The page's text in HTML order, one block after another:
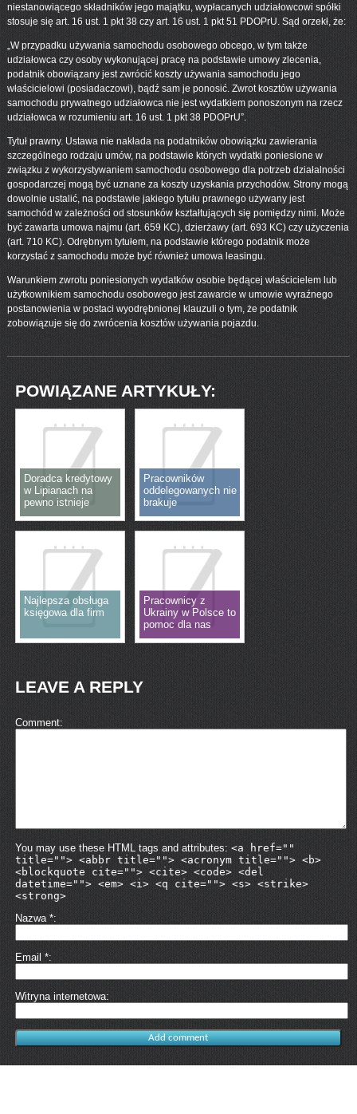
niestanowiącego składników jego majątku, wypłacanych udziałowcowi spółki
stosuje się art. 16 ust. 1 pkt 38 czy art. 16 ust. 1 pkt 51 PDOPrU. Sąd orzekł, że:
„W przypadku używania samochodu osobowego obcego, w tym także
udziałowca czy osoby wykonującej pracę na podstawie umowy zlecenia,
podatnik obowiązany jest zwrócić koszty używania samochodu jego
właścicielowi (posiadaczowi), bądź sam je ponosić. Zwrot kosztów używania
samochodu prywatnego udziałowca nie jest wydatkiem ponoszonym na rzecz
udziałowca w rozumieniu art. 16 ust. 1 pkt 38 PDOPrU”.
Tytuł prawny. Ustawa nie nakłada na podatników obowiązku zawierania
szczególnego rodzaju umów, na podstawie których wydatki poniesione w
związku z wykorzystywaniem samochodu osobowego dla potrzeb działalności
gospodarczej mogą być uznane za koszty uzyskania przychodów. Strony mogą
dowolnie ustalić, na podstawie jakiego tytułu prawnego używany jest
samochód w zależności od stosunków kształtujących się pomiędzy nimi. Może
być zawarta umowa najmu (art. 659 KC), dzierżawy (art. 693 KC) czy użyczenia
(art. 710 KC). Odrębnym tytułem, na podstawie którego podatnik może
korzystać z samochodu może być również umowa leasingu.
Warunkiem zwrotu poniesionych wydatków osobie będącej właścicielem lub
użytkownikiem samochodu osobowego jest zawarcie w umowie wyraźnego
postanowienia w postaci wyodrębnionej klauzuli o tym, że podatnik
zobowiązuje się do zwrócenia kosztów używania pojazdu.
POWIĄZANE ARTYKUŁY:
Doradca kredytowy
w Lipianach na
pewno istnieje
Pracowników
oddelegowanych nie
brakuje
Najlepsza obsługa
księgowa dla firm
Pracownicy z
Ukrainy w Polsce to
pomoc dla nas
LEAVE A REPLY
Comment
You may use these HTML tags and attributes: <a href=""
title=""> <abbr title=""> <acronym title=""> <b>
<blockquote cite=""> <cite> <code> <del
datetime=""> <em> <i> <q cite=""> <s> <strike>
<strong>
Nazwa *
Email *
Witryna internetowa